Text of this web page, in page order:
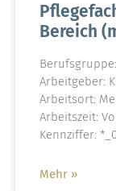
Bereich
Arbeitgeber:
Arbeitsort:
Arbeitszeit:
Kennziffer:
Mehr »